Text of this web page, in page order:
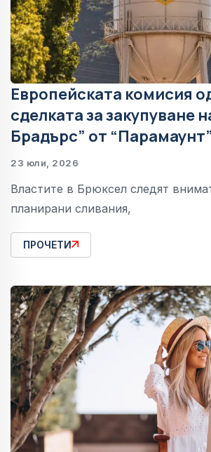
Европейската комисия
сделката за закупуване
Брадърс” от “Парамаунт”
23 юли, 2026
Властите в Брюксел следят
планирани сливания,
ПРОЧЕТИ